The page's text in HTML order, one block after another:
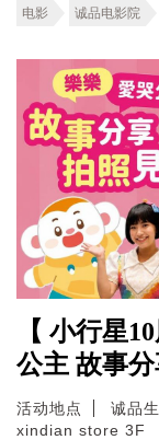
电影 诚品电影院
【 小行星
公主 故事
活动地点
诚品
xindian store 3F